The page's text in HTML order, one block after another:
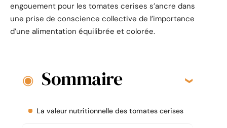
engouement pour les tomates cerises s’ancre dans
une prise de conscience collective de l’importance
d’une alimentation équilibrée et colorée.
Sommaire
La valeur nutritionnelle des tomates cerises